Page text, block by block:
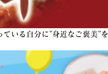
いる自分に”身近なご褒美”